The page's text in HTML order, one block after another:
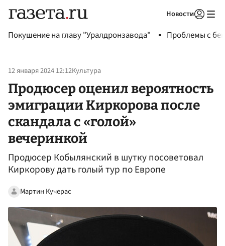
Новости
Покушение на главу "Уралдронзавода" Проблемы с
12 января 2024 12:12Культура
Продюсер оценил вероятность
эмиграции Киркорова после
скандала с «голой»
вечеринкой
Продюсер Кобылянский в шутку посоветовал
Киркорову дать голый тур по Европе
Мартин Кучерас